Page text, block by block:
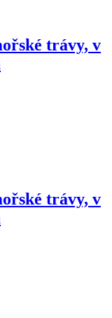
trávy, v
trávy, v